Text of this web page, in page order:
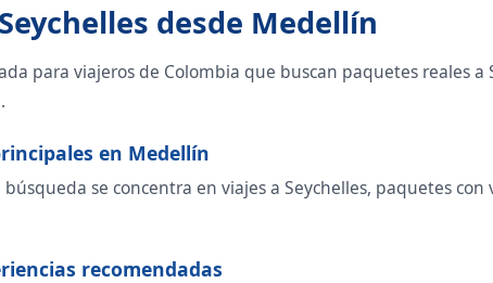
desde Medellín
para viajeros de Colombia que buscan paquetes reales
en Medellín
se concentra en viajes a Seychelles, paquetes
recomendadas